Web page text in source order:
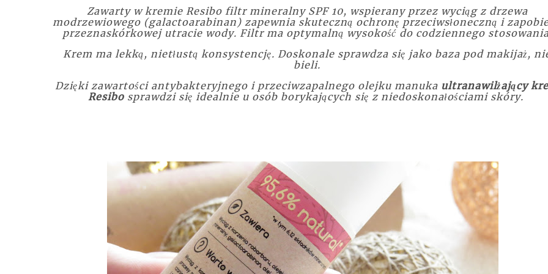
Zawarty w kremie Resibo filtr mineralny SPF 10, wspierany przez wyciąg z drzewa
modrzewiowego (galactoarabinan) zapewnia skuteczną ochronę przeciwsłoneczną i
przeznaskórkowej utracie wody. Filtr ma optymalną wysokość do codziennego
Krem ma lekką, nietłustą konsystencję. Doskonale sprawdza się jako baza pod makijaż,
bieli.
Dzięki zawartości antybakteryjnego i przeciwzapalnego olejku manuka ultranawilżający
Resibosprawdzi się idealnie u osób borykających się z niedoskonałościami skóry.